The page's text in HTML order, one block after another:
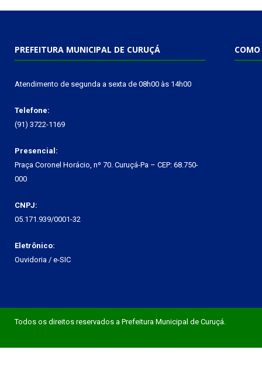
PREFEITURA MUNICIPAL DE CURUÇÁ
Atendimento de segunda a sexta de 08h00 às 14h00
Telefone:
(91) 3722-1169
Presencial:
Praça Coronel Horácio, nº 70. Curuçá-Pa – CEP: 68.750-
000
CNPJ:
05.171.939/0001-32
Eletrônico:
Ouvidoria / e-SIC
COMO
Todos os direitos reservados a Prefeitura Municipal de Curuçá.